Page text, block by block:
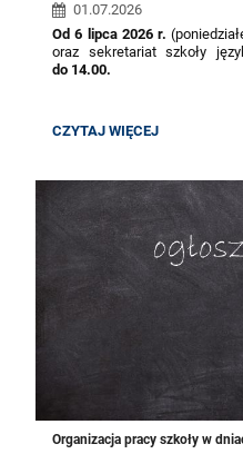
01.07.2026
Od 6 lipca 2026 r.
oraz sekretariat szkoły
do 14.00.
GODZINY
CZYTAJ WIĘCEJ
Organizacja pracy szkoły w